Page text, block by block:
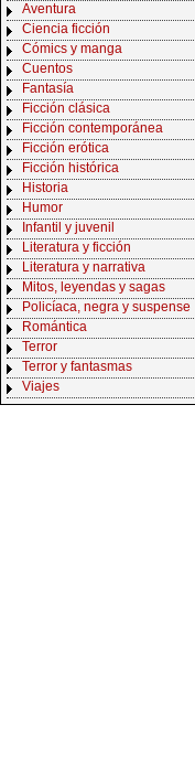
Aventura
Ciencia ficción
Cómics y manga
Cuentos
Fantasía
Ficción clásica
Ficción contemporánea
Ficción erótica
Ficción histórica
Historia
Humor
Infantil y juvenil
Literatura y ficción
Literatura y narrativa
Mitos, leyendas y sagas
Policíaca, negra y suspense
Romántica
Terror
Terror y fantasmas
Viajes